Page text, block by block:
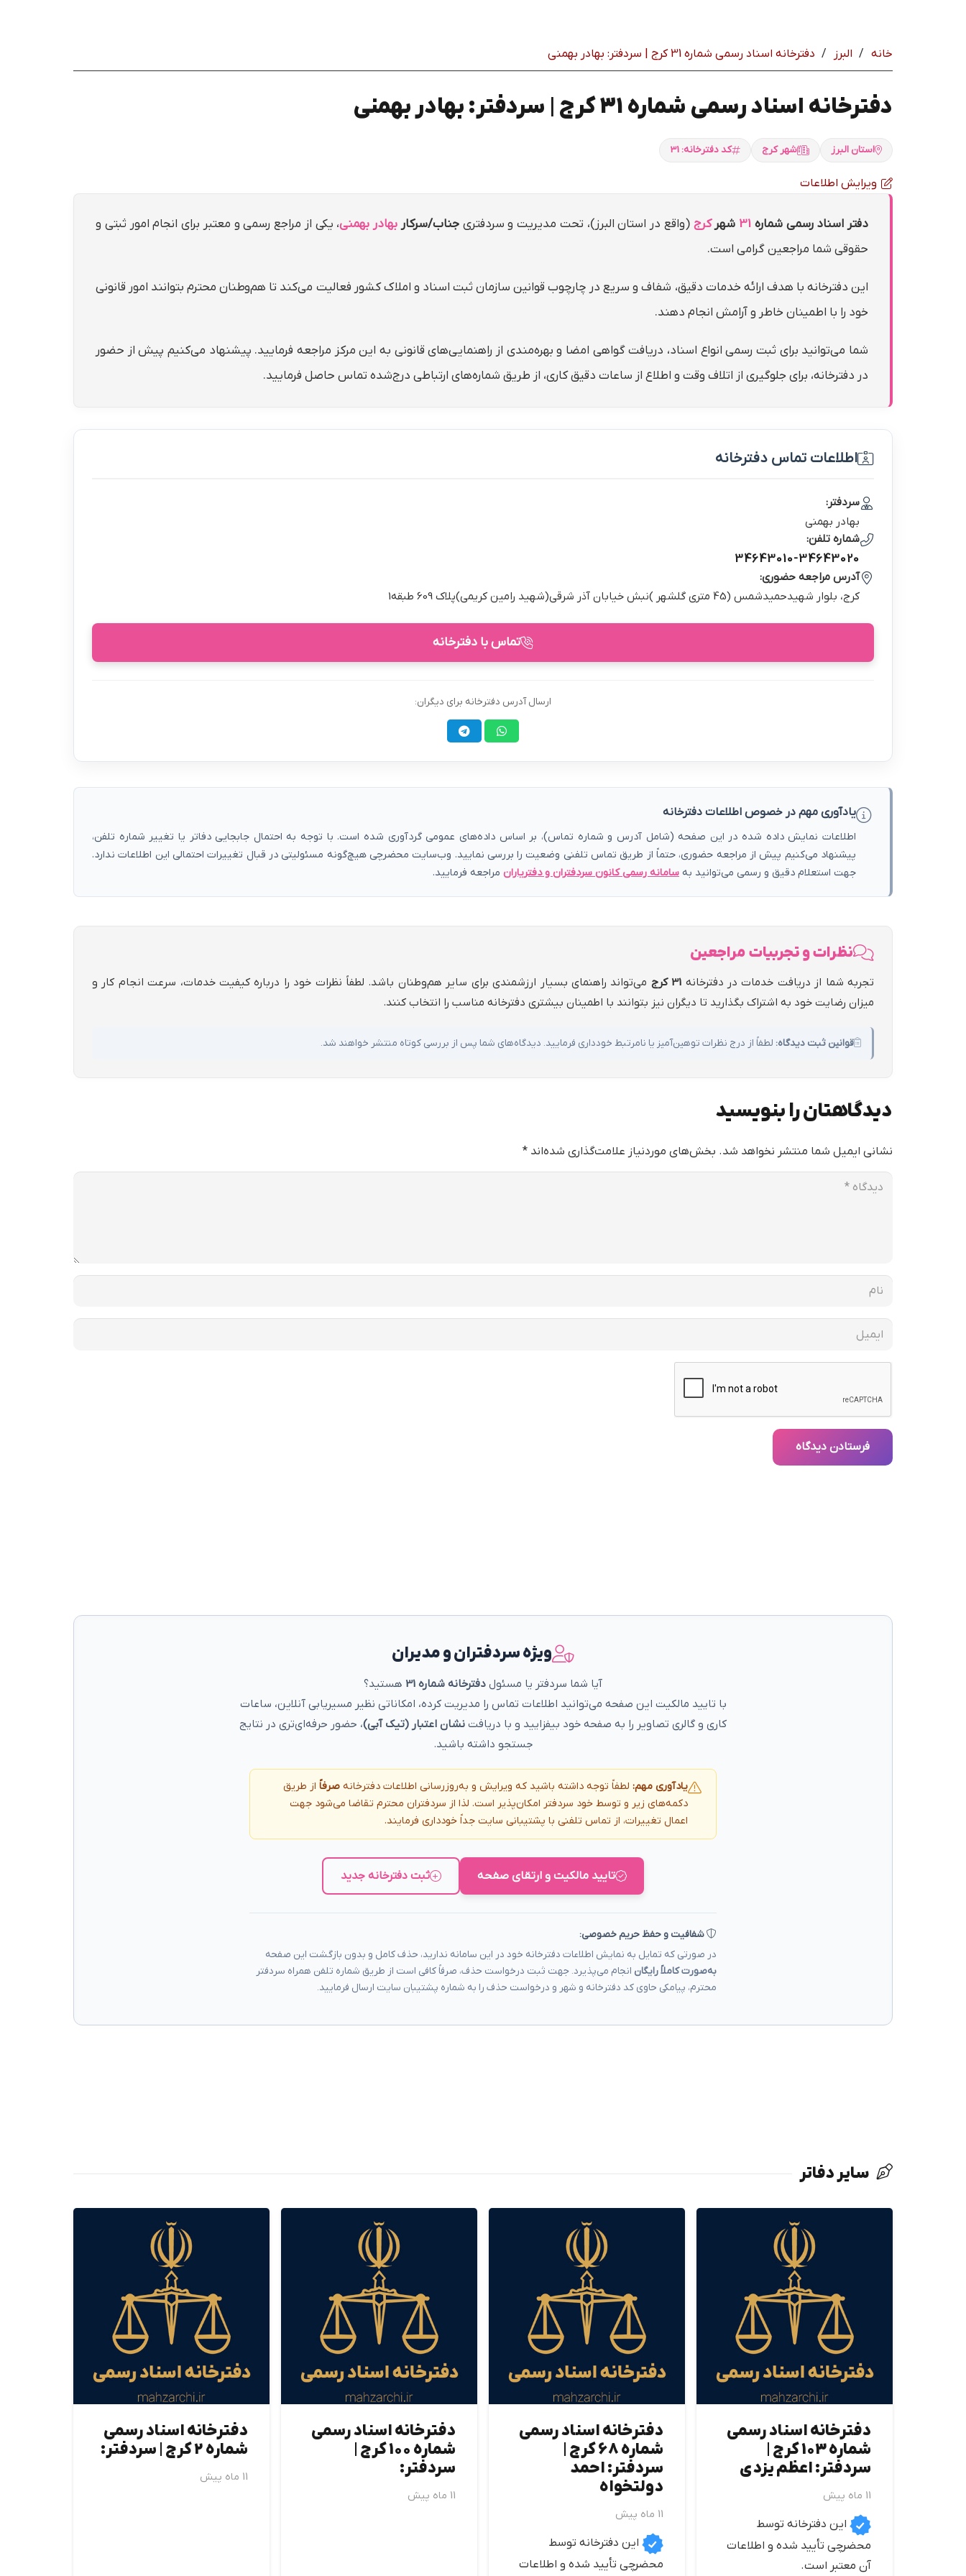
خانه / البرز / دفترخانه اسناد رسمی شماره 31 كرج | سردفتر: بهادر بهمني
دفترخانه اسناد رسمی شماره 31 كرج | سردفتر: بهادر بهمني
استان البرز شهر كرج کد دفترخانه: 31
ویرایش اطلاعات
دفتر اسناد رسمی شماره 31 شهركرج (واقع در استان البرز)، تحت مدیریت و سردفتریجناب/سرکار بهادر بهمني، یکی از مراجع رسمی و معتبر برای انجام امور ثبتی و
حقوقی شما مراجعین گرامی است.
این دفترخانه با هدف ارائه خدمات دقیق، شفاف و سریع در چارچوب قوانین سازمان ثبت اسناد و املاک کشور فعالیت می‌کند تا هم‌وطنان محترم بتوانند امور قانونی
خود را با اطمینان خاطر و آرامش انجام دهند.
شما می‌توانید برای ثبت رسمی انواع اسناد، دریافت گواهی امضا و بهره‌مندی از راهنمایی‌های قانونی به این مرکز مراجعه فرمایید. پیشنهاد می‌کنیم پیش از حضور
در دفترخانه، برای جلوگیری از اتلاف وقت و اطلاع از ساعات دقیق کاری، از طریق شماره‌های ارتباطی درج‌شده تماس حاصل فرمایید.
اطلاعات تماس دفترخانه
سردفتر:
بهادر بهمني
شماره تلفن:
34643010-34643020
آدرس مراجعه حضوری:
كرج، بلوار شهيدحميدشمس (45 متري گلشهر )نبش خيابان آذر شرقي(شهيد رامين كريمي)پلاك 609 طبقه1
تماس با دفترخانه
ارسال آدرس دفترخانه برای دیگران:
یادآوری مهم در خصوص اطلاعات دفترخانه
اطلاعات نمایش داده شده در این صفحه (شامل آدرس و شماره تماس)، بر اساس داده‌های عمومی گردآوری شده است. با توجه به احتمال جابجایی دفاتر یا تغییر شماره تلفن،
پیشنهاد می‌کنیم پیش از مراجعه حضوری، حتماً از طریق تماس تلفنی وضعیت را بررسی نمایید. وب‌سایت محضرچی هیچ‌گونه مسئولیتی در قبال تغییرات احتمالی این اطلاعات ندارد.
جهت استعلام دقیق و رسمی می‌توانید به سامانه رسمی کانون سردفتران و دفتریاران مراجعه فرمایید.
نظرات و تجربیات مراجعین
تجربه شما از دریافت خدمات در دفترخانه 31 كرج
می‌تواند راهنمای بسیار ارزشمندی برای سایر هم‌وطنان باشد. لطفاً نظرات خود را درباره کیفیت خدمات، سرعت انجام کار و
میزان رضایت خود به اشتراک بگذارید تا دیگران نیز بتوانند با اطمینان بیشتری دفترخانه مناسب را انتخاب کنند.
قوانین ثبت دیدگاه: لطفاً از درج نظرات توهین‌آمیز یا نامرتبط خودداری فرمایید. دیدگاه‌های شما پس از بررسی کوتاه منتشر خواهند شد.
دیدگاهتان را بنویسید
نشانی ایمیل شما منتشر نخواهد شد. بخش‌های موردنیاز علامت‌گذاری شده‌اند *
فرستادن دیدگاه
ویژه سردفتران و مدیران
آیا شما سردفتر یا مسئول دفترخانه شماره 31
هستید؟
با تایید مالکیت این صفحه می‌توانید اطلاعات تماس را مدیریت کرده، امکاناتی نظیر مسیریابی آنلاین، ساعات
کاری و گالری تصاویر را به صفحه خود بیفزایید و با دریافت نشان اعتبار (تیک آبی)، حضور حرفه‌ای‌تری در نتایج
جستجو داشته باشید.
یادآوری مهم: لطفاً توجه داشته باشید که ویرایش و به‌روزرسانی اطلاعات دفترخانه صرفاً از طریق
دکمه‌های زیر و توسط خود سردفتر امکان‌پذیر است. لذا از سردفتران محترم تقاضا می‌شود جهت
اعمال تغییرات، از تماس تلفنی با پشتیبانی سایت جداً خودداری فرمایند.
تایید مالکیت و ارتقای صفحه ثبت دفترخانه جدید
شفافیت و حفظ حریم خصوصی:
در صورتی که تمایل به نمایش اطلاعات دفترخانه خود در این سامانه ندارید، حذف کامل و بدون بازگشت این صفحه
به‌صورت کاملاً رایگان انجام می‌پذیرد. جهت ثبت درخواست حذف، صرفاً کافی است از طریق شماره تلفن همراه سردفتر
محترم، پیامکی حاوی کد دفترخانه و شهر و درخواست حذف را به شماره پشتیبان سایت ارسال فرمایید.
سایر دفاتر
دفترخانه اسناد رسمی
شماره 103 كرج |
سردفتر: اعظم یزدی
11 ماه پیش
این دفترخانه توسط
محضرچی تأیید شده و اطلاعات
آن معتبر است.
دفترخانه اسناد رسمی
شماره 68 كرج |
سردفتر: احمد
دولتخواه
11 ماه پیش
این دفترخانه توسط
محضرچی تأیید شده و اطلاعات
دفترخانه اسناد رسمی
شماره 100 كرج |
سردفتر:
11 ماه پیش
دفترخانه اسناد رسمی
شماره 2 كرج | سردفتر:
11 ماه پیش